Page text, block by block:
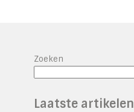
Zoeken
Laatste artikelen